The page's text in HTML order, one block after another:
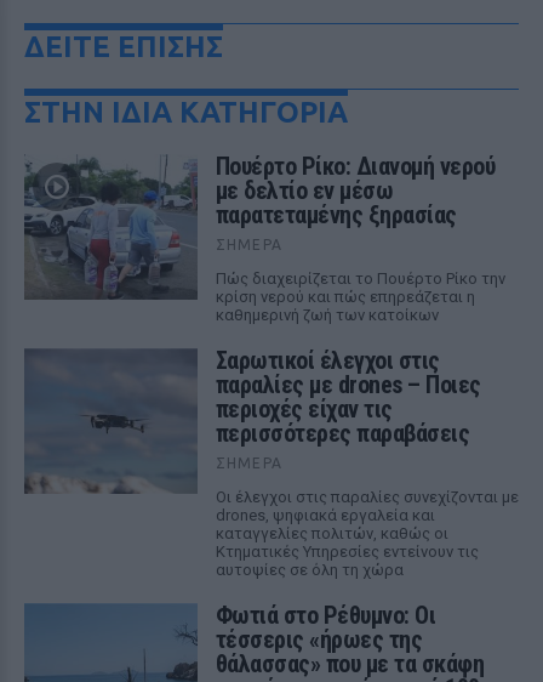
ΔΕΙΤΕ ΕΠΙΣΗΣ
ΣΤΗΝ ΙΔΙΑ ΚΑΤΗΓΟΡΙΑ
Πουέρτο Ρίκο: Διανομή νερού
με δελτίο εν μέσω
παρατεταμένης ξηρασίας
ΣΉΜΕΡΑ
Πώς διαχειρίζεται το Πουέρτο Ρίκο την
κρίση νερού και πώς επηρεάζεται η
καθημερινή ζωή των κατοίκων
Σαρωτικοί έλεγχοι στις
παραλίες με drones – Ποιες
περιοχές είχαν τις
περισσότερες παραβάσεις
ΣΉΜΕΡΑ
Οι έλεγχοι στις παραλίες συνεχίζονται με
drones, ψηφιακά εργαλεία και
καταγγελίες πολιτών, καθώς οι
Κτηματικές Υπηρεσίες εντείνουν τις
αυτοψίες σε όλη τη χώρα
Φωτιά στο Ρέθυμνο: Οι
τέσσερις «ήρωες της
θάλασσας» που με τα σκάφη